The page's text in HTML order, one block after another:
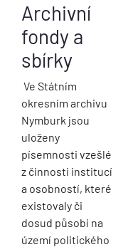
Archivní
fondy a
sbírky
Ve Státním
okresním archivu
Nymburk jsou
uloženy
písemnosti vzešlé
z činnosti institucí
a osobností, které
existovaly či
dosud působí na
území politického